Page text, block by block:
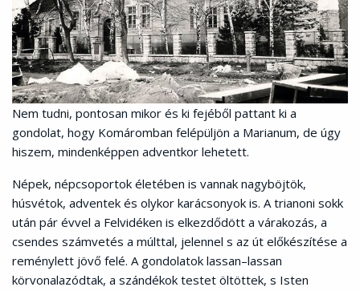
Nem tudni, pontosan mikor és ki fejéből pattant ki a
gondolat, hogy Komáromban felépüljön a Marianum, de úgy
hiszem, mindenképpen adventkor lehetett.
Népek, népcsoportok életében is vannak nagyböjtök,
húsvétok, adventek és olykor karácsonyok is. A trianoni sokk
után pár évvel a Felvidéken is elkezdődött a várakozás, a
csendes számvetés a múlttal, jelennel s az út előkészítése a
reménylett jövő felé. A gondolatok lassan–lassan
körvonalazódtak, a szándékok testet öltöttek, s Isten